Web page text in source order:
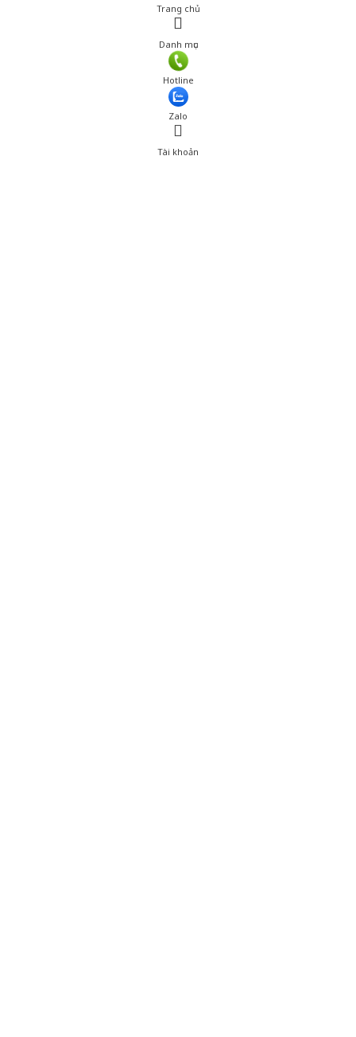
Trang chủ
Danh mục
Hotline
Zalo
Tài khoản